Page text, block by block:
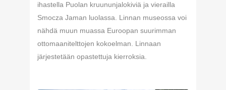
ihastella Puolan kruununjalokiviä ja vierailla
Smocza Jaman luolassa. Linnan museossa voi
nähdä muun muassa Euroopan suurimman
ottomaanitelttojen kokoelman. Linnaan
järjestetään opastettuja kierroksia.